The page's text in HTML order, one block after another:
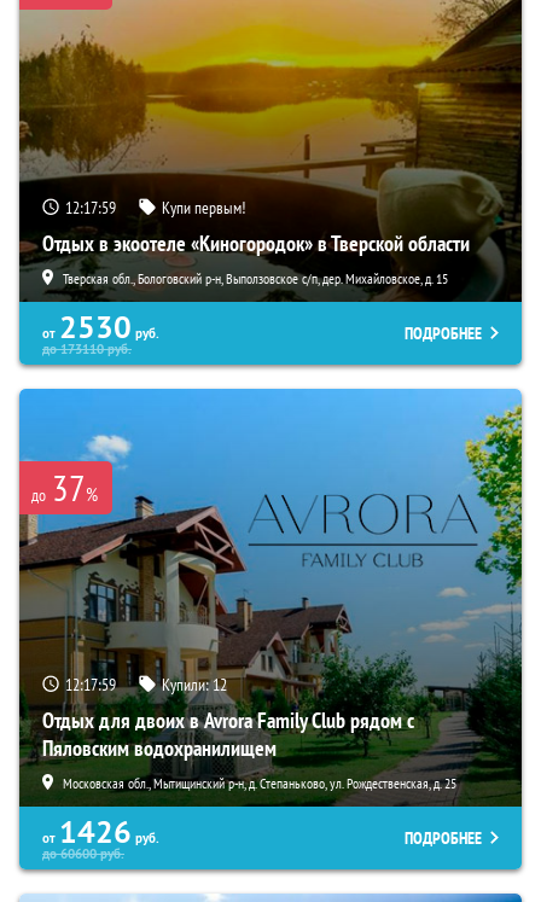
12:17:58 Купи первым!
Отдых в экоотеле «Киногородок» в Тверской области
Тверская обл., Бологовский р-н, Выползовское с/п, дер. Михайловское, д. 15
от 2530 руб.
до173110руб.
ПОДРОБНЕЕ
до 37%
12:17:58 Купили:12
Отдых для двоих в Avrora Family Club рядом с
Пяловским водохранилищем
Московская обл., Мытищинский р-н, д. Степаньково, ул. Рождественская, д. 25
от 1426 руб.
до60600руб.
ПОДРОБНЕЕ